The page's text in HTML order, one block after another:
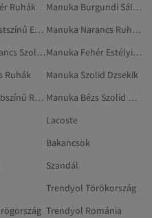
Ruhák
Manuka Burgundi Sálak
Manuka Ezüstszínű Estélyi És Báli Ruhák
Manuka Narancs Ruházat
Manuka Narancs Szolid Ruházat
Manuka Fehér Estélyi És Báli Ruhák
Ruhák
Manuka Szolid Dzsekik
Manuka Többszínű Ruházat
Manuka Bézs Szolid Ruházat
Lacoste
Bakancsok
Szandál
Trendyol Törökország
Trendyol Románia